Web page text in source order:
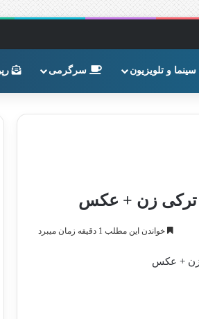
سینما و تلویزیون سرگرمی
ترکی زن + عکس
خواندن این مطلب 1 دقیقه زمان میبرد
زن + عکس